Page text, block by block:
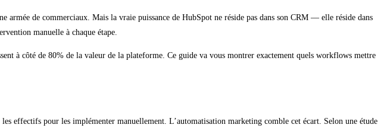
armée de commerciaux. Mais la vraie puissance de HubSpot ne réside pas dans son CRM — elle réside dans
manuelle à chaque étape.
à côté de 80% de la valeur de la plateforme. Ce guide va vous montrer exactement quels workflows mettre
effectifs pour les implémenter manuellement. L’automatisation marketing comble cet écart. Selon une étude